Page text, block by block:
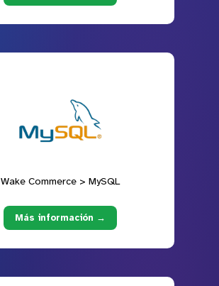
Wake Commerce > MySQL
Más información →